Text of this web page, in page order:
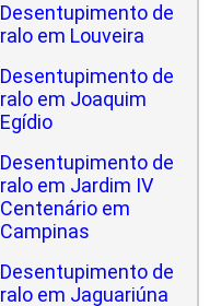
Desentupimento de
ralo em Louveira
Desentupimento de
ralo em Joaquim
Egídio
Desentupimento de
ralo em Jardim IV
Centenário em
Campinas
Desentupimento de
ralo em Jaguariúna